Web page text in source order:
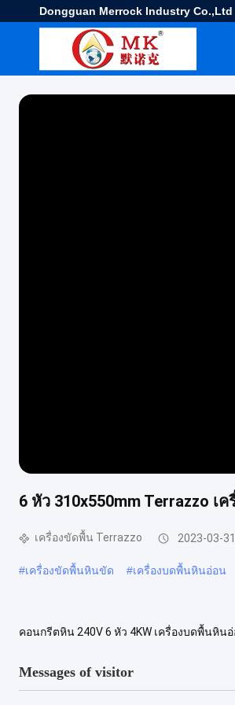
Dongguan Merrock Industry Co.,Ltd
6 หัว 310x550mm Terrazzo เ
เครื่องขัดพื้น Terrazzo 2023-03-31
#เครื่องขัดพื้นหินขัด #เครื่องบดพื้นหินอ่อน
คอนกรีตหิน 240V 6 หัว 4KW เครื่องบดพื้นหิน
Messages of visitor